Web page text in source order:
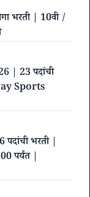
भरती | 10वी /
| 23 पदांची
Sports
भरती |
पर्यंत |